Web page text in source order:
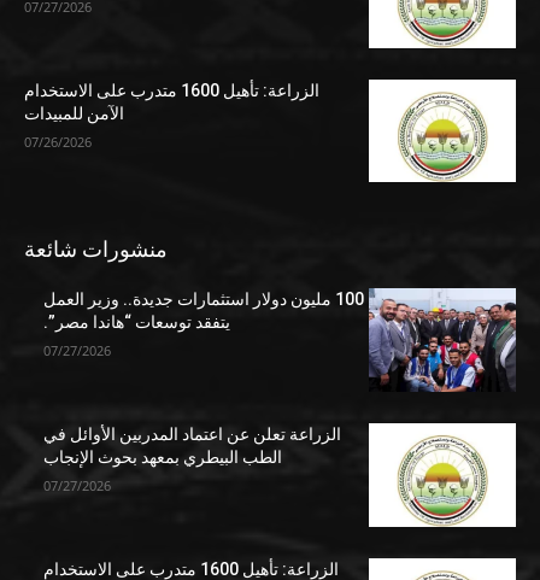
07/27/2026
الزراعة: تأهيل 1600 متدرب على الاستخدام
الآمن للمبيدات
07/26/2026
منشورات شائعة
100 مليون دولار استثمارات جديدة.. وزير العمل
يتفقد توسعات “هاندا مصر”.
07/27/2026
الزراعة تعلن عن اعتماد المدربين الأوائل في
الطب البيطري بمعهد بحوث الإنجاب
07/27/2026
الزراعة: تأهيل 1600 متدرب على الاستخدام